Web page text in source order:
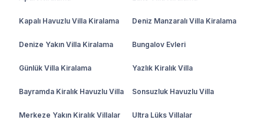
Kapalı Havuzlu Villa Kiralama Deniz Manzaralı Villa Kiralama
Denize Yakın Villa Kiralama Bungalov Evleri
Günlük Villa Kiralama Yazlık Kiralık Villa
Bayramda Kiralık Havuzlu Villa Sonsuzluk Havuzlu Villa
Merkeze Yakın Kiralık Villalar Ultra Lüks Villalar